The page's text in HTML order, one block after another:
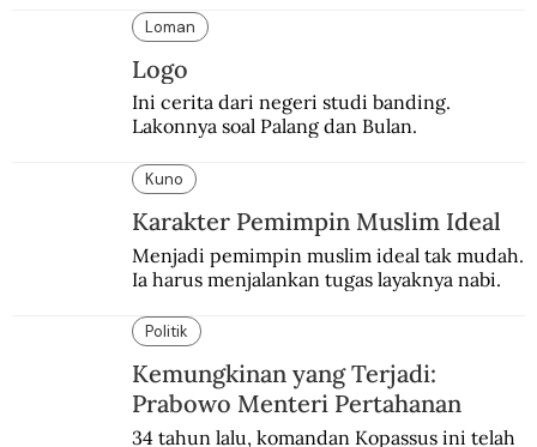
memasang iklan pertunangan palsu.
Loman
Logo
Ini cerita dari negeri studi banding.
Lakonnya soal Palang dan Bulan.
Kuno
Karakter Pemimpin Muslim Ideal
Menjadi pemimpin muslim ideal tak mudah.
Ia harus menjalankan tugas layaknya nabi.
Politik
Kemungkinan yang Terjadi:
Prabowo Menteri Pertahanan
34 tahun lalu, komandan Kopassus ini telah